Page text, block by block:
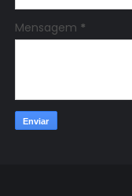
Mensagem *